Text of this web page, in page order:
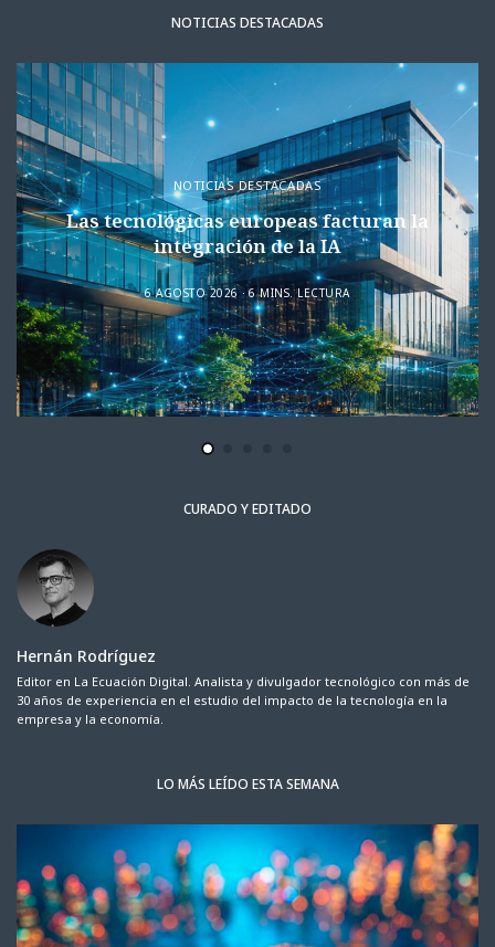
NOTICIAS DESTACADAS
NOTICIAS DESTACADAS
Las tecnológicas europeas facturan la
integración de la IA
6 AGOSTO 2026 6 MINS. LECTURA
CURADO Y EDITADO
Hernán Rodríguez
Editor en La Ecuación Digital. Analista y divulgador tecnológico con más de
30 años de experiencia en el estudio del impacto de la tecnología en la
empresa y la economía.
LO MÁS LEÍDO ESTA SEMANA